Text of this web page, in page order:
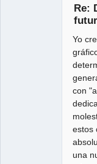
Re:
Yo
con
estos
una